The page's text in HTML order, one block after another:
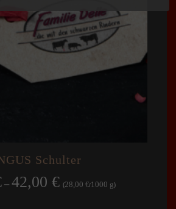
Schulter
–42,00€ (28,00€/1000 g)